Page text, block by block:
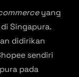
yang
Singapura.
didirikan
sendiri
pada